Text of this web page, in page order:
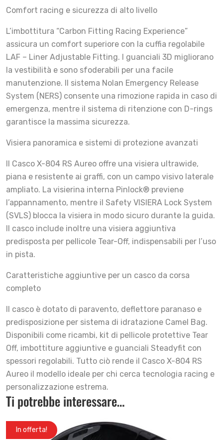
Comfort racing e sicurezza di alto livello
L’imbottitura “Carbon Fitting Racing Experience”
assicura un comfort superiore con la cuffia regolabile
LAF – Liner Adjustable Fitting. I guanciali 3D migliorano
la vestibilità e sono sfoderabili per una facile
manutenzione. Il sistema Nolan Emergency Release
System (NERS) consente una rimozione rapida in caso di
emergenza, mentre il sistema di ritenzione con D-rings
garantisce la massima sicurezza.
Visiera panoramica e sistemi di protezione avanzati
Il Casco X-804 RS Aureo offre una visiera ultrawide,
piana e resistente ai graffi, con un campo visivo laterale
ampliato. La visierina interna Pinlock® previene
l’appannamento, mentre il Safety VISIERA Lock System
(SVLS) blocca la visiera in modo sicuro durante la guida.
Il casco include inoltre una visiera aggiuntiva
predisposta per pellicole Tear-Off, indispensabili per l’uso
in pista.
Caratteristiche aggiuntive per un casco da corsa
completo
Il casco è dotato di paravento, deflettore paranaso e
predisposizione per sistema di idratazione Camel Bag.
Disponibili come ricambi, kit di pellicole protettive Tear
Off, imbottiture aggiuntive e guanciali Steadyfit con
spessori regolabili. Tutto ciò rende il Casco X-804 RS
Aureo il modello ideale per chi cerca tecnologia racing e
personalizzazione estrema.
Ti potrebbe interessare…
In offerta!